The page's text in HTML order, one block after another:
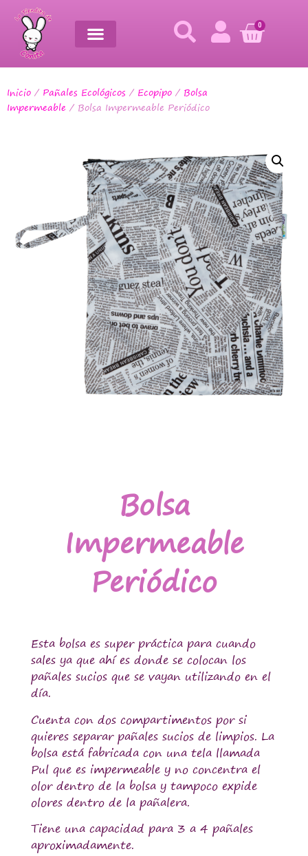
0
Inicio / Pañales Ecológicos / Ecopipo / Bolsa
Impermeable / Bolsa Impermeable Periódico
Bolsa
Impermeable
Periódico
Esta bolsa es super práctica para cuando
sales ya que ahí es donde se colocan los
pañales sucios que se vayan utilizando en el
día.
Cuenta con dos compartimentos por si
quieres separar pañales sucios de limpios. La
bolsa está fabricada con una tela llamada
Pul que es impermeable y no concentra el
olor dentro de la bolsa y tampoco expide
olores dentro de la pañalera.
Tiene una capacidad para 3 a 4 pañales
aproximadamente.